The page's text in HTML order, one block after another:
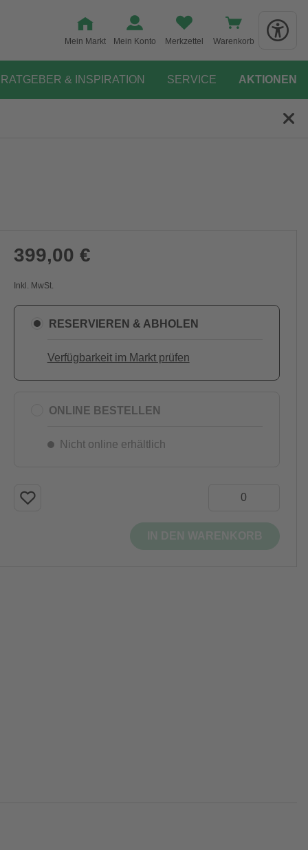
Mein Markt Mein Konto Merkzettel Warenkorb
RATGEBER & INSPIRATION SERVICE AKTIONEN
399,00 €
Inkl. MwSt.
RESERVIEREN & ABHOLEN
Verfügbarkeit im Markt prüfen
ONLINE BESTELLEN
Nicht online erhältlich